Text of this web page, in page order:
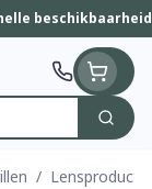
beschikbaarheid
Zoek
/